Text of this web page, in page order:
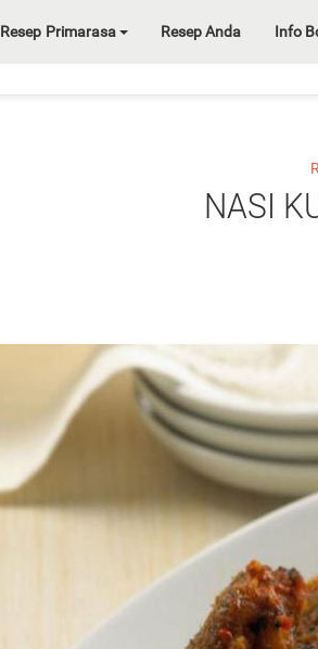
Resep Primarasa Resep Anda Info
NASI